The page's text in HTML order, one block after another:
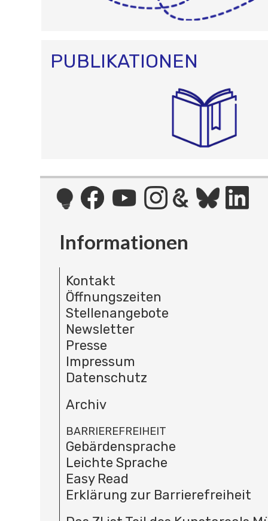
PUBLIKATIONEN
Informationen
Kontakt
Öffnungszeiten
Stellenangebote
Newsletter
Presse
Impressum
Datenschutz
Archiv
BARRIEREFREIHEIT
Gebärdensprache
Leichte Sprache
Easy Read
Erklärung zur Barrierefreiheit